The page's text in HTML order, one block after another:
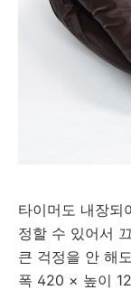
타이머도 내장되
정할 수 있어서
큰 걱정을 안 해
폭 420 × 높이